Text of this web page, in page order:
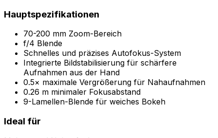
Hauptspezifikationen
70-200 mm Zoom-Bereich
f/4 Blende
Schnelles und präzises Autofokus-System
Integrierte Bildstabilisierung für schärfere
Aufnahmen aus der Hand
0.5× maximale Vergrößerung für Nahaufnahmen
0.26 m minimaler Fokusabstand
9-Lamellen-Blende für weiches Bokeh
Ideal für